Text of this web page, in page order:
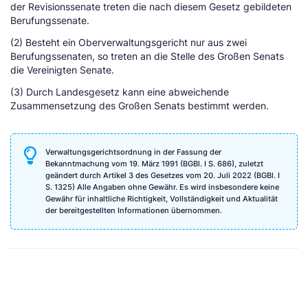
der Revisionssenate treten die nach diesem Gesetz gebildeten
Berufungssenate.
(2) Besteht ein Oberverwaltungsgericht nur aus zwei
Berufungssenaten, so treten an die Stelle des Großen Senats
die Vereinigten Senate.
(3) Durch Landesgesetz kann eine abweichende
Zusammensetzung des Großen Senats bestimmt werden.
Verwaltungsgerichtsordnung in der Fassung der
Bekanntmachung vom 19. März 1991 (BGBl. I S. 686), zuletzt
geändert durch Artikel 3 des Gesetzes vom 20. Juli 2022 (BGBl. I
S. 1325) Alle Angaben ohne Gewähr. Es wird insbesondere keine
Gewähr für inhaltliche Richtigkeit, Vollständigkeit und Aktualität
der bereitgestellten Informationen übernommen.